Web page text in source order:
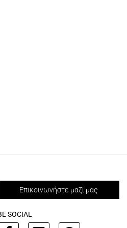
Επικοινωνήστε μαζί μας
SOCIAL